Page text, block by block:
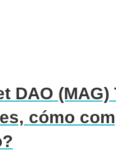
DAO (MAG)
cómo